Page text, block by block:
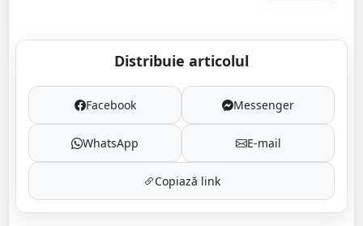
Distribuie articolul
Facebook Messenger
WhatsApp E-mail
Copiază link